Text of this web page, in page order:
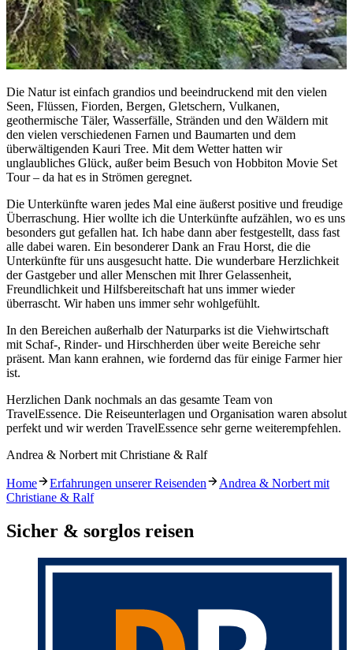
Die Natur ist einfach grandios und beeindruckend mit den vielen
Seen, Flüssen, Fiorden, Bergen, Gletschern, Vulkanen,
geothermische Täler, Wasserfälle, Stränden und den Wäldern mit
den vielen verschiedenen Farnen und Baumarten und dem
überwältigenden Kauri Tree. Mit dem Wetter hatten wir
unglaubliches Glück, außer beim Besuch von Hobbiton Movie Set
Tour – da hat es in Strömen geregnet.
Die Unterkünfte waren jedes Mal eine äußerst positive und freudige
Überraschung. Hier wollte ich die Unterkünfte aufzählen, wo es uns
besonders gut gefallen hat. Ich habe dann aber festgestellt, dass fast
alle dabei waren. Ein besonderer Dank an Frau Horst, die die
Unterkünfte für uns ausgesucht hatte. Die wunderbare Herzlichkeit
der Gastgeber und aller Menschen mit Ihrer Gelassenheit,
Freundlichkeit und Hilfsbereitschaft hat uns immer wieder
überrascht. Wir haben uns immer sehr wohlgefühlt.
In den Bereichen außerhalb der Naturparks ist die Viehwirtschaft
mit Schaf-, Rinder- und Hirschherden über weite Bereiche sehr
präsent. Man kann erahnen, wie fordernd das für einige Farmer hier
ist.
Herzlichen Dank nochmals an das gesamte Team von
TravelEssence. Die Reiseunterlagen und Organisation waren absolut
perfekt und wir werden TravelEssence sehr gerne weiterempfehlen.
Andrea & Norbert mit Christiane & Ralf
Home Erfahrungen unserer Reisenden
Andrea & Norbert mit
Christiane & Ralf
Sicher & sorglos reisen